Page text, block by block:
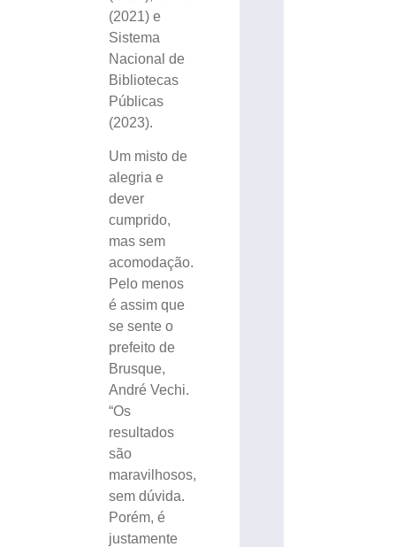
(2021) e
Sistema
Nacional de
Bibliotecas
Públicas
(2023).
Um misto de
alegria e
dever
cumprido,
mas sem
acomodação.
Pelo menos
é assim que
se sente o
prefeito de
Brusque,
André Vechi.
“Os
resultados
são
maravilhosos,
sem dúvida.
Porém, é
justamente